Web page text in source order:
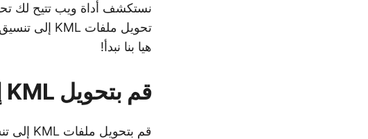
هيا بنا نبدأ!
قم بتحويل KML إلى GPX على الإنترنت مجانًا
قم بتحويل ملفات KML إلى تنسيق GPX باستخدام